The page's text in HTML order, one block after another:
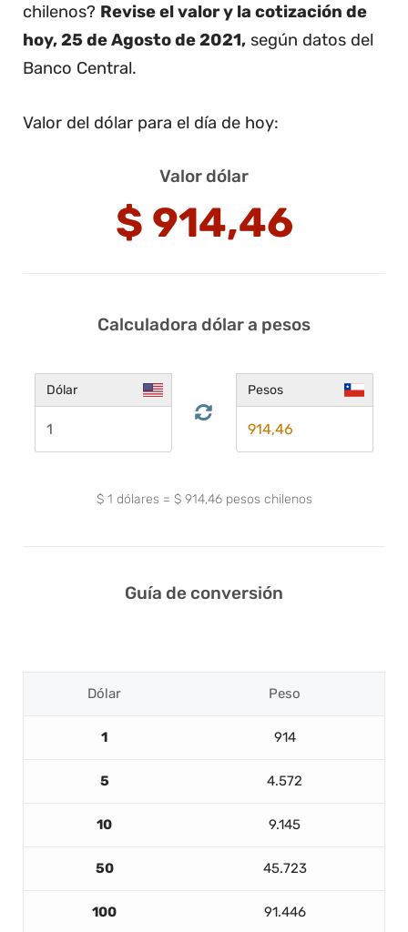
chilenos? Revise el valor y la cotización de
hoy, 25 de Agosto de 2021, según datos del
Banco Central.
Valor del dólar para el día de hoy:
Valor dólar
$ 914,46
Calculadora dólar a pesos
Dólar Pesos
$ 1 dólares = $ 914,46pesos chilenos
Guía de conversión
Dólar Peso
1 914
5 4.572
10 9.145
50 45.723
100 91.446